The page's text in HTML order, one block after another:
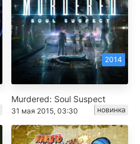
2014
Murdered: Soul Suspect
31 мая 2015, 03:30 новинка